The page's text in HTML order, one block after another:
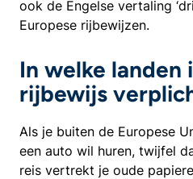
ook de Engelse vertaling
Europese rijbewijzen.
In welke landen
rijbewijs
Als je buiten de Europese
een auto wil huren, twijfel
reis vertrekt je oude